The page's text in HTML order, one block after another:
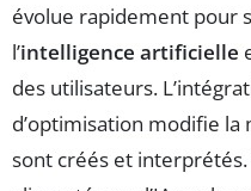
évolue rapidement pour
l’intelligence artificielle
des utilisateurs.
d’optimisation modifie
sont créés et